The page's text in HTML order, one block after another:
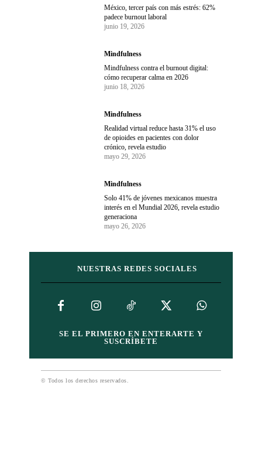
México, tercer país con más estrés: 62%
padece burnout laboral
junio 19, 2026
Mindfulness
Mindfulness contra el burnout digital:
cómo recuperar calma en 2026
junio 18, 2026
Mindfulness
Realidad virtual reduce hasta 31% el uso
de opioides en pacientes con dolor
crónico, revela estudio
mayo 29, 2026
Mindfulness
Solo 41% de jóvenes mexicanos muestra
interés en el Mundial 2026, revela estudio
generaciona
mayo 26, 2026
NUESTRAS REDES SOCIALES
SE EL PRIMERO EN ENTERARTE Y
SUSCRÍBETE
© Todos los derechos reservados.